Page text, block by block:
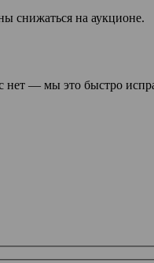
снижаться на аукционе.
нет — мы это быстро